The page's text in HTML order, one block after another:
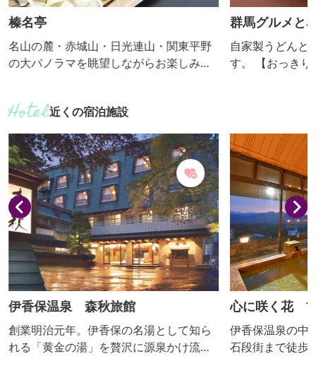
榛名亭
名山の麓・赤城山・日光連山・関東平野
の大パノラマを眺望しながらお楽しみく
群馬グルメと
自家製うどんと
す。 【おっ
近くの宿泊施設
伊香保温泉 森秋旅館
創業明治元年。伊香保の名湯として知ら
れる「黄金の湯」を贅沢に源泉かけ流し
心に咲く花
伊香保温泉の中
石段街まで徒歩